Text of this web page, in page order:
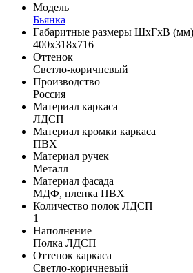
Модель
Бьянка
Габаритные размеры ШхГхВ (мм)
400х318х716
Оттенок
Светло-коричневый
Производство
Россия
Материал каркаса
ЛДСП
Материал кромки каркаса
ПВХ
Материал ручек
Металл
Материал фасада
МДФ, пленка ПВХ
Количество полок ЛДСП
1
Наполнение
Полка ЛДСП
Оттенок каркаса
Светло-коричневый